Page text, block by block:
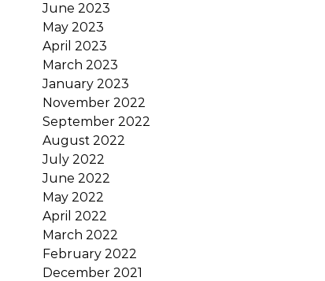
June 2023
May 2023
April 2023
March 2023
January 2023
November 2022
September 2022
August 2022
July 2022
June 2022
May 2022
April 2022
March 2022
February 2022
December 2021